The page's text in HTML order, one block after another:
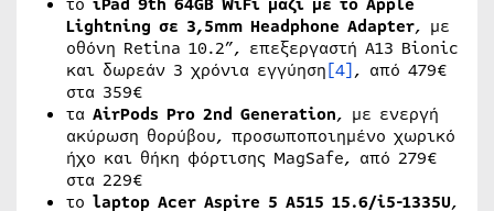
Lightning σε 3,5mm Headphone Adapter, με
οθόνη Retina 10.2”, επεξεργαστή Α13 Bionic
και δωρεάν 3 χρόνια εγγύηση[4], από 479€
στα 359€
τα AirPods Pro 2nd Generation, με ενεργή
ακύρωση θορύβου, προσωποποιημένο χωρικό
ήχο και θήκη φόρτισης MagSafe, από 279€
στα 229€
το laptop Acer Aspire 5 A515 15.6/i5-1335U,